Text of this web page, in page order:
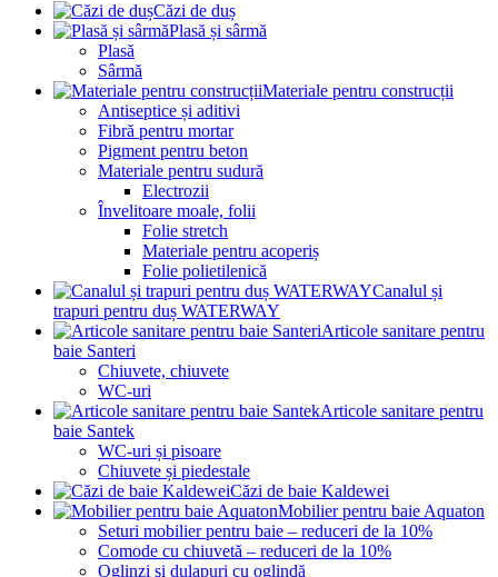
Căzi de duș
Plasă și sârmă
Plasă
Sârmă
Materiale pentru construcții
Antiseptice și aditivi
Fibră pentru mortar
Pigment pentru beton
Materiale pentru sudură
Electrozii
Învelitoare moale, folii
Folie stretch
Materiale pentru acoperiș
Folie polietilenică
Canalul și
trapuri pentru duș WATERWAY
Articole sanitare pentru
baie Santeri
Chiuvete, chiuvete
WC-uri
Articole sanitare pentru
baie Santek
WC-uri și pisoare
Chiuvete și piedestale
Căzi de baie Kaldewei
Mobilier pentru baie Aquaton
Seturi mobilier pentru baie – reduceri de la 10%
Comode cu chiuvetă – reduceri de la 10%
Oglinzi și dulapuri cu oglindă